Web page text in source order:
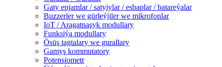
Gaty enjamlar / satyjylar / esbaplar / batareýalar
Buzzerler we gürleýjiler we mikrofonlar
IoT / Aragatnaşyk modullary
Funksiýa modullary
Ösüş tagtalary we gurallary
Gamyş kommutatory
Potensiometr